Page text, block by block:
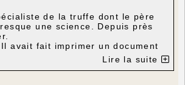
de la truffe dont le père
une science. Depuis près
avait fait imprimer un document
Lire la suite